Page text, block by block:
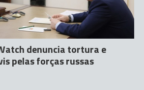
denuncia tortura e
pelas forças russas